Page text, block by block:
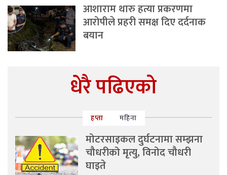
आशाराम थारु हत्या प्रकरणमा
आरोपीले प्रहरी समक्ष दिए दर्दनाक
बयान
धेरै पढिएको
हप्ता महिना
मोटरसाइकल दुर्घटनामा सम्झना
चौधरीको मृत्यु, विनोद चौधरी
घाइते